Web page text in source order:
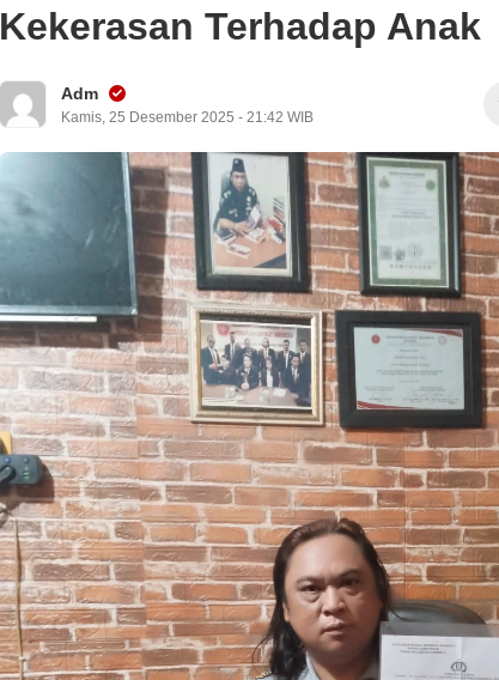
Kekerasan Terhadap Anak
Adm
Kamis, 25 Desember 2025 - 21:42 WIB